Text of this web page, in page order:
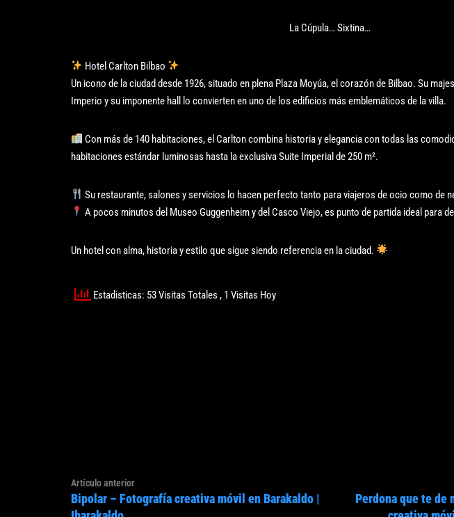
La Cúpula… Sixtina…
Hotel Carlton Bilbao
Un icono de la ciudad desde 1926, situado en plena Plaza Moyúa, el corazón de Bilbao. Su
Imperio y su imponente hall lo convierten en uno de los edificios más emblemáticos de la villa.
Con más de 140 habitaciones, el Carlton combina historia y elegancia con todas las
habitaciones estándar luminosas hasta la exclusiva Suite Imperial de 250 m².
Su restaurante, salones y servicios lo hacen perfecto tanto para viajeros de ocio como de
A pocos minutos del Museo Guggenheim y del Casco Viejo, es punto de partida ideal para
Un hotel con alma, historia y estilo que sigue siendo referencia en la ciudad.
Estadisticas: 53 Visitas Totales , 1 Visitas Hoy
Navegación
de
entradas
Artículo anteriorArtículo
anterior:
Bipolar – Fotografía creativa móvil en Barakaldo |
Perdona que te